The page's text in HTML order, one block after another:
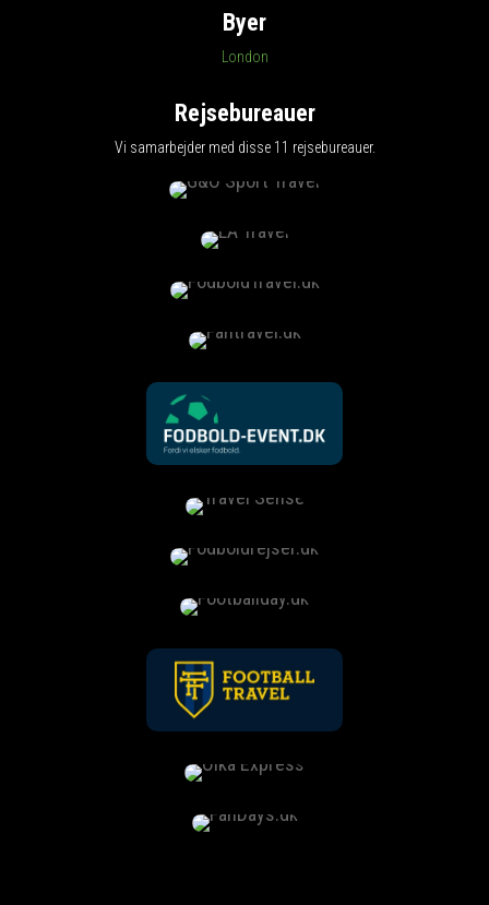
Byer
London
Rejsebureauer
Vi samarbejder med disse 11 rejsebureauer.